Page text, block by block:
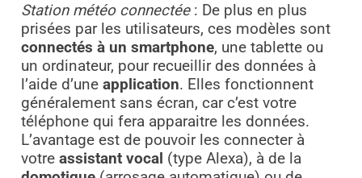
Station météo connectée: De plus en plus
prisées par les utilisateurs, ces modèles sont
connectés à un smartphone, une tablette ou
un ordinateur, pour recueillir des données à
l’aide d’une application. Elles fonctionnent
généralement sans écran, car c’est votre
téléphone qui fera apparaitre les données.
L’avantage est de pouvoir les connecter à
votre assistant vocal (type Alexa), à de la